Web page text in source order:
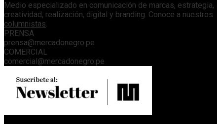
Medio especializado en comunicación de marcas, estrategia,
creatividad, realización, digital y branding. Conoce a nuestros
columnistas.
PRENSA
prensa@mercadonegro.pe
COMERCIAL
comercial@mercadonegro.pe